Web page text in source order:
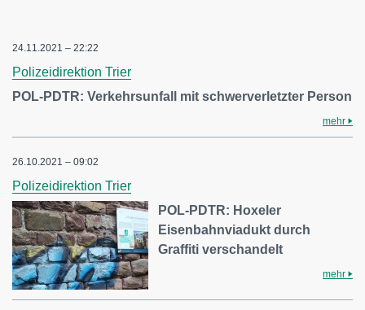
24.11.2021 – 22:22
Polizeidirektion Trier
POL-PDTR: Verkehrsunfall mit schwerverletzter Person
mehr
26.10.2021 – 09:02
Polizeidirektion Trier
POL-PDTR: Hoxeler
Eisenbahnviadukt durch
Graffiti verschandelt
mehr